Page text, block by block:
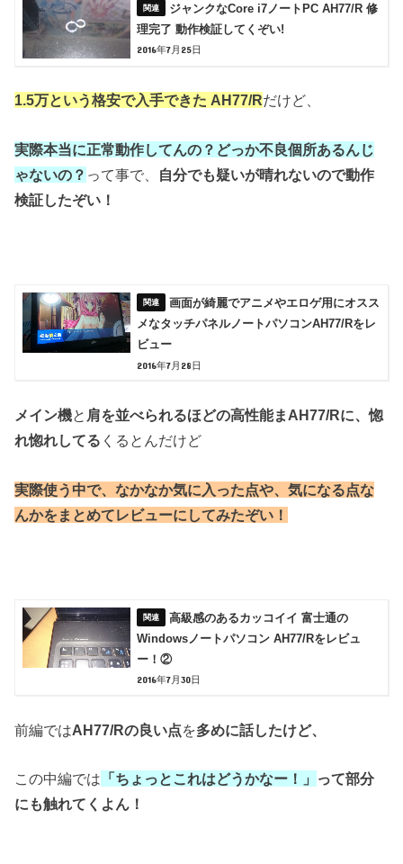
ジャンクなCore i7ノートPC AH77/R 修
理完了 動作検証してくぞい!
2016年7月25日
1.5万という格安で入手できた AH77/Rだけど、
実際本当に正常動作してんの？どっか不良個所あるんじ
ゃないの？ って事で、 自分でも疑いが晴れないので動作
検証したぞい！
画面が綺麗でアニメやエロゲ用にオスス
メなタッチパネルノートパソコンAH77/Rをレ
ビュー
2016年7月28日
メイン機と 肩を並べられるほどの高性能まAH77/Rに、惚
れ惚れしてる くるとんだけど
実際使う中で、なかなか気に入った点や、気になる点な
んかをまとめてレビューにしてみたぞい！
高級感のあるカッコイイ 富士通の
Windowsノートパソコン AH77/Rをレビュ
ー！②
2016年7月30日
前編ではAH77/Rの良い点を多めに話したけど、
この中編では 「ちょっとこれはどうかなー！」 って部分
にも触れてくよん！